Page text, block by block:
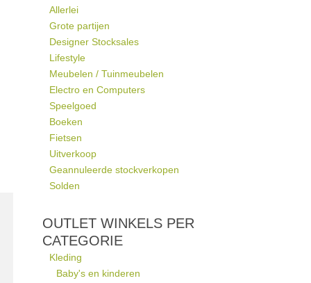
Allerlei
Grote partijen
Designer Stocksales
Lifestyle
Meubelen / Tuinmeubelen
Electro en Computers
Speelgoed
Boeken
Fietsen
Uitverkoop
Geannuleerde stockverkopen
Solden
OUTLET WINKELS PER
CATEGORIE
Kleding
Baby's en kinderen